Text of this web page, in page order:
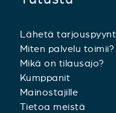
Lähetä
Miten palvelu toimii?
Mikä on tilausajo?
Kumppanit
Mainostajille
Tietoa meistä